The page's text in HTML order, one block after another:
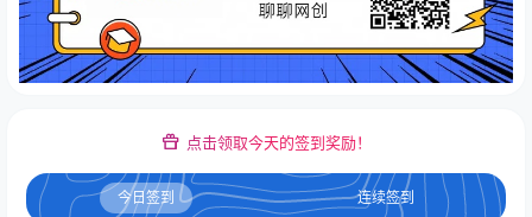
点击领取今天的签到奖励！
今日签到 连续签到